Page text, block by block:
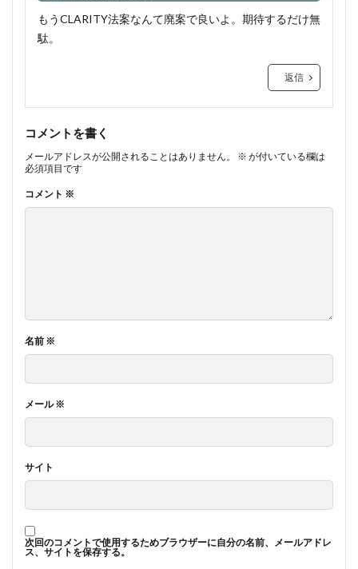
もうCLARITY法案なんて廃案で良いよ。期待するだけ無
駄。
返信
コメントを書く
メールアドレスが公開されることはありません。 ※ が付いている欄は
必須項目です
コメント ※
名前 ※
メール※
サイト
次回のコメントで使用するためブラウザーに自分の名前、メールアドレ
ス、サイトを保存する。